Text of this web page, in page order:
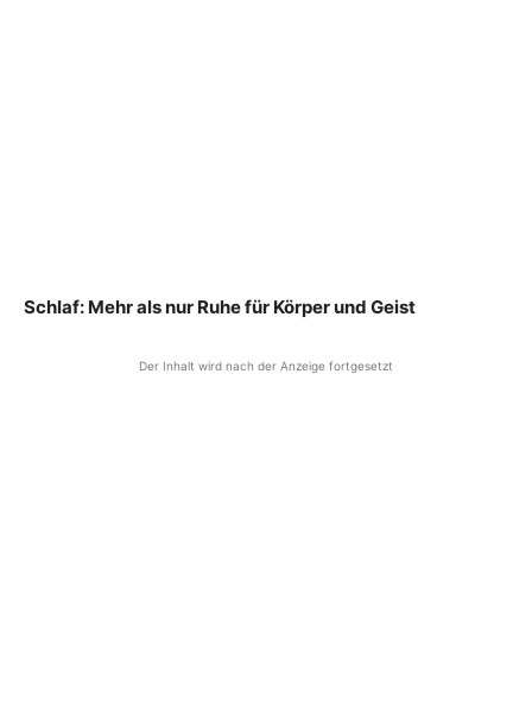
Schlaf: Mehr als nur Ruhe für Körper und Geist
Der Inhalt wird nach der Anzeige fortgesetzt